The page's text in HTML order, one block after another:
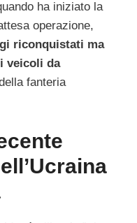
ha iniziato la
operazione,
riconquistati ma
veicoli da
fanteria